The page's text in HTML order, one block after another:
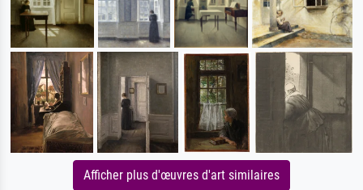
Afficher plus d'œuvres d'art similaires